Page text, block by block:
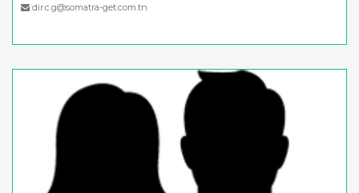
dir.c.g@somatra-get.com.tn